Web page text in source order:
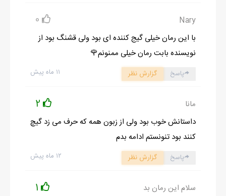
Nary
0
با این رمان خیلی گیج کننده ای بود ولی قشنگ بود از
نویسنده بابت رمان خیلی ممنونم🌹
۱۱ ماه پیش پاسخ گزارش نظر
مانا 2
داستانش خوب بود ولی از زبون همه که حرف می زد گیچ
کنند بود تنونستم ادامه بدم
۱۲ ماه پیش پاسخ گزارش نظر
سلام این رمان بد 1